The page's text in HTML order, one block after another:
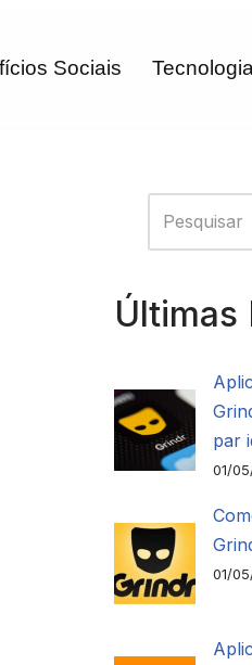
Sociais
Últimas
par
01/
01/